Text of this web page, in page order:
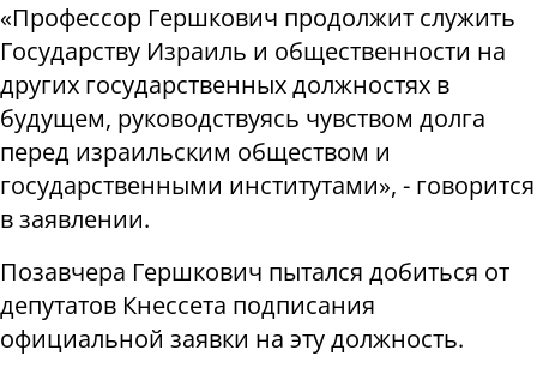
«Профессор Гершкович продолжит служить
Государству Израиль и общественности на
других государственных должностях в
будущем, руководствуясь чувством долга
перед израильским обществом и
государственными институтами», - говорится
в заявлении.
Позавчера Гершкович пытался добиться от
депутатов Кнессета подписания
официальной заявки на эту должность.